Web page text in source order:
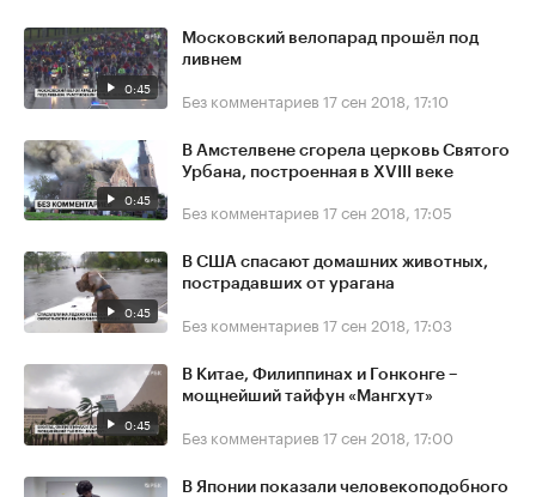
0:45
Московский велопарад прошёл под
ливнем
Без комментариев 17 сен 2018, 17:10
0:45
В Амстелвене сгорела церковь Святого
Урбана, построенная в XVIII веке
Без комментариев 17 сен 2018, 17:05
0:45
В США спасают домашних животных,
пострадавших от урагана
Без комментариев 17 сен 2018, 17:03
0:45
В Китае, Филиппинах и Гонконге –
мощнейший тайфун «Мангхут»
Без комментариев 17 сен 2018, 17:00
В Японии показали человекоподобного